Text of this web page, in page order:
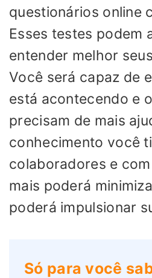
questionários online
Esses testes podem
entender melhor
Você será capaz de
está acontecendo e
precisam de mais
conhecimento você
colaboradores e
mais poderá
poderá impulsionar
Só para você